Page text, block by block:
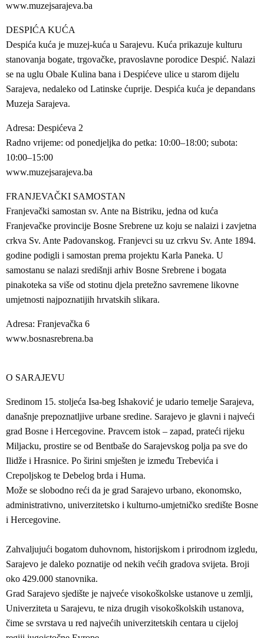
www.muzejsarajeva.ba
DESPIĆA KUĆA
Despića kuća je muzej-kuća u Sarajevu. Kuća prikazuje kulturu
stanovanja bogate, trgovačke, pravoslavne porodice Despić. Nalazi
se na uglu Obale Kulina bana i Despićeve ulice u starom dijelu
Sarajeva, nedaleko od Latinske ćuprije. Despića kuća je depandans
Muzeja Sarajeva.
Adresa: Despićeva 2
Radno vrijeme: od ponedjeljka do petka: 10:00–18:00; subota:
10:00–15:00
www.muzejsarajeva.ba
FRANJEVAČKI SAMOSTAN
Franjevački samostan sv. Ante na Bistriku, jedna od kuća
Franjevačke provincije Bosne Srebrene uz koju se nalaizi i zavjetna
crkva Sv. Ante Padovanskog. Franjevci su uz crkvu Sv. Ante 1894.
godine podigli i samostan prema projektu Karla Paneka. U
samostanu se nalazi središnji arhiv Bosne Srebrene i bogata
pinakoteka sa više od stotinu djela pretežno savremene likovne
umjetnosti najpoznatijih hrvatskih slikara.
Adresa: Franjevačka 6
www.bosnasrebrena.ba
O SARAJEVU
Sredinom 15. stoljeća Isa-beg Ishaković je udario temelje Sarajeva,
današnje prepoznatljive urbane sredine. Sarajevo je glavni i najveći
grad Bosne i Hercegovine. Pravcem istok – zapad, prateći rijeku
Miljacku, prostire se od Bentbaše do Sarajevskog polja pa sve do
Ilidže i Hrasnice. Po širini smješten je između Trebevića i
Crepoljskog te Debelog brda i Huma.
Može se slobodno reći da je grad Sarajevo urbano, ekonomsko,
administrativno, univerzitetsko i kulturno-umjetničko središte Bosne
i Hercegovine.
Zahvaljujući bogatom duhovnom, historijskom i prirodnom izgledu,
Sarajevo je daleko poznatije od nekih većih gradova svijeta. Broji
oko 429.000 stanovnika.
Grad Sarajevo sjedište je najveće visokoškolske ustanove u zemlji,
Univerziteta u Sarajevu, te niza drugih visokoškolskih ustanova,
čime se svrstava u red najvećih univerzitetskih centara u cijeloj